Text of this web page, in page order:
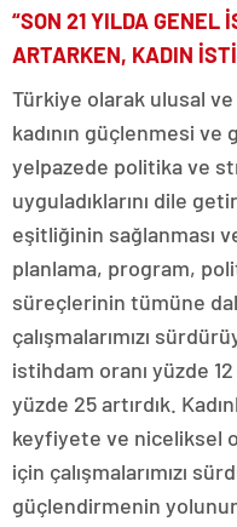
“SON 21 YILDA GENEL
ARTARKEN, KADIN
Türkiye olarak ulusal ve
kadının güçlenmesi
yelpazede politika ve
uyguladıklarını dile
eşitliğinin sağlanması
planlama, program,
süreçlerinin tümüne
çalışmalarımızı
istihdam oranı yüzde
yüzde 25 artırdık.
keyfiyete ve niceliksel
için çalışmalarımızı
güçlendirmenin